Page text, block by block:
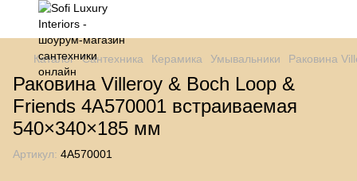
Каталог Сантехника Керамика Умывальники Раковина
Раковина Villeroy & Boch Loop &
Friends 4A570001 встраиваемая
540×340×185 мм
Артикул: 4A570001